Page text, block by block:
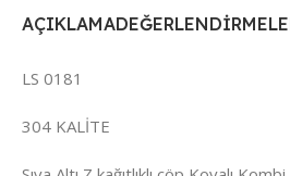
AÇIKLAMA
LS 0181
304 KALİTE